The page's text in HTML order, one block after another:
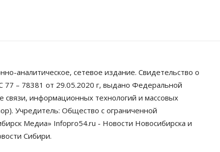
Недели жары
повлияли на урожай в
режима ЧС не будет
07 Августа 2026, 10:00
аналитическое, сетевое издание. Свидетельство о
– 78381 от 29.05.2020 г, выдано Федеральной
связи, информационных технологий и массовых
Учредитель: Общество с ограниченной
Медиа» Infopro54.ru - Новости Новосибирска и
Сибири.